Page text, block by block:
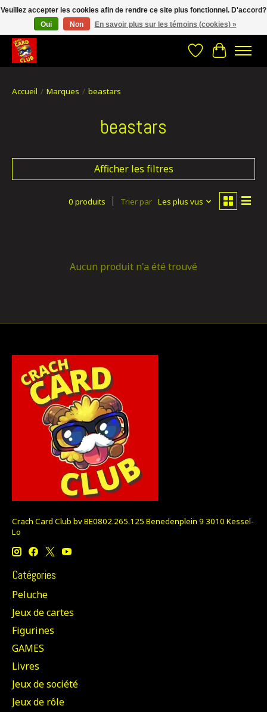
CRACH CARD CLUB , The best place to Geek out!
Liste dePanier
Accueil / Marques / beastars
beastars
Afficher les filtres
0 produits Trier par Les plus vus
Aucun produit n'a été trouvé
Crach Card Club bv BE0802.265.125 Benedenplein 9 3010 Kessel-
Lo
Catégories
Peluche
Jeux de cartes
Figurines
GAMES
Livres
Jeux de société
Jeux de rôle
Veuillez accepter les cookies afin de rendre ce site plus fonctionnel. D'accord?
Oui
Non En savoir plus sur les témoins (cookies) »